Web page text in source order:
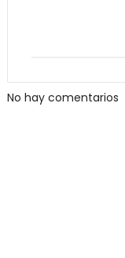
No hay comentarios